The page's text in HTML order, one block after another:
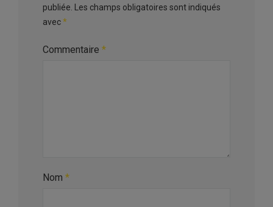
publiée.
Les champs obligatoires sont indiqués
avec*
Commentaire *
Nom *